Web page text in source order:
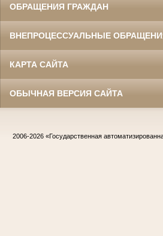
ОБРАЩЕНИЯ ГРАЖДАН
ВНЕПРОЦЕССУАЛЬНЫЕ
КАРТА САЙТА
ОБЫЧНАЯ ВЕРСИЯ САЙТА
2006-2026 «Государственная